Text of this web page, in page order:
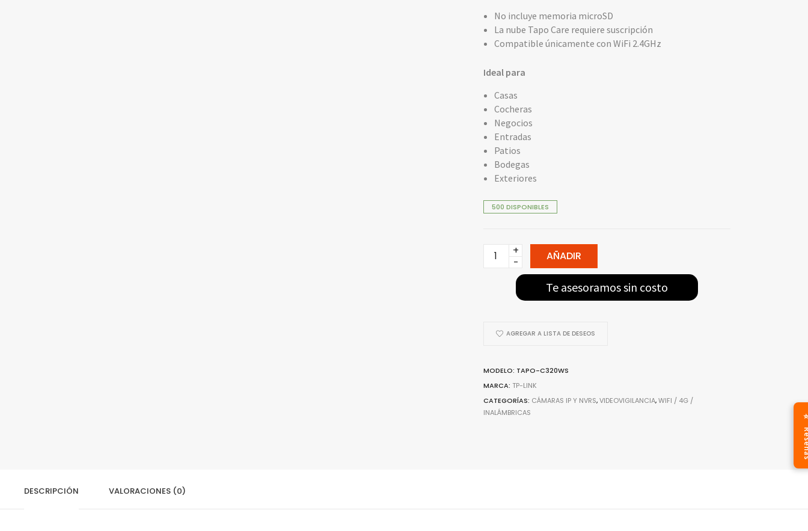
No incluye memoria microSD
La nube Tapo Care requiere suscripción
Compatible únicamente con WiFi 2.4GHz
Ideal para
Casas
Cocheras
Negocios
Entradas
Patios
Bodegas
Exteriores
500 DISPONIBLES
Cámara
2K,
Audio
Bidireccional,
Visión
AÑADIR
Te asesoramos sin costo
AGREGAR A LISTA DE DESEOS
MODELO: TAPO-C320WS
MARCA: TP-LINK
CATEGORÍAS: CÁMARAS IP Y NVRS,VIDEOVIGILANCIA,WIFI / 4G /
INALÁMBRICAS
DESCRIPCIÓN VALORACIONES (0)
⭐